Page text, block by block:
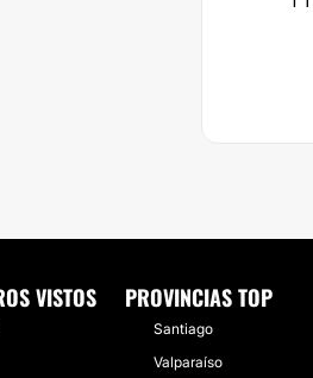
VISTOS PROVINCIAS TOP
Santiago
Valparaíso